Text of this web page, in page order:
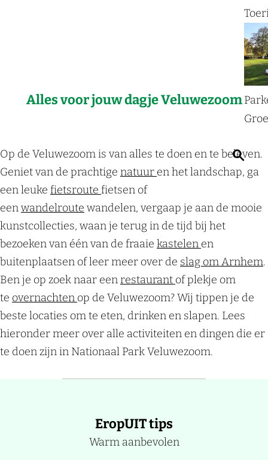
Z
o
k
Alles voor jouw dagje Veluwezoom
Op de Veluwezoom is van alles te doen en te beleven.
Geniet van de prachtige natuur en het landschap, ga
een leuke fietsroute fietsen of
eenwandelroute wandelen, vergaap je aan de mooie
kunstcollecties, waan je terug in de tijd bij het
bezoeken van één van de fraaie kastelen en
buitenplaatsen of leer meer over de slag om Arnhem.
Ben je op zoek naar eenrestaurant of plekje om
te overnachten op de Veluwezoom? Wij tippen je de
beste locaties om te eten, drinken en slapen. Lees
hieronder meer over alle activiteiten en dingen die er
te doen zijn in Nationaal Park Veluwezoom.
EropUIT tips
Warm aanbevolen